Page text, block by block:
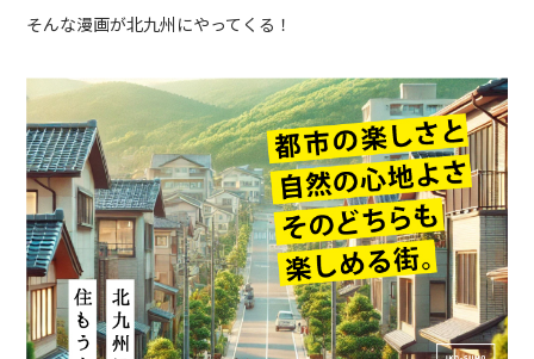
そんな漫画が北九州にやってくる！